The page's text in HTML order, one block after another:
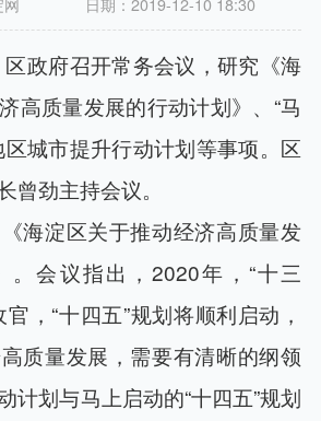
府召开常务会议，研究《海
高质量发展的行动计划》、“马
区城市提升行动计划等事项。区
曾劲主持会议。
淀区关于推动经济高质量发
。会议指出，2020年，“十三
，“十四五”规划将顺利启动，
质量发展，需要有清晰的纲领
计划与马上启动的“十四五”规划